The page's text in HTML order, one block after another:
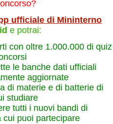
ufficiale di Mininterno
e potrai:
con oltre 1.000.000 di quiz
le banche dati ufficiali
aggiornate
di materie e di batterie di
studiare
tutti i nuovi bandi di
cui puoi partecipare